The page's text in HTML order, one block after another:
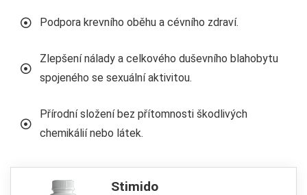
Podpora krevního oběhu a cévního zdraví.
Zlepšení nálady a celkového duševního blahobytu
spojeného se sexuální aktivitou.
Přírodní složení bez přítomnosti škodlivých
chemikálií nebo látek.
Stimido